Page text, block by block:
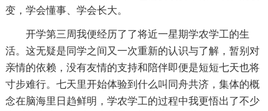
变，学会懂事、学会长大。
开学第三周我便经历了了将近一星期学农学工的生
活。这无疑是同学之间又一次重新的认识与了解，暂别对
亲情的依赖，没有友情的支持和陪伴即便是短短七天也将
寸步难行。七天里开始体验到什么叫同舟共济，集体的概
念在脑海里日趋鲜明，学农学工的过程中我更悟出了不少